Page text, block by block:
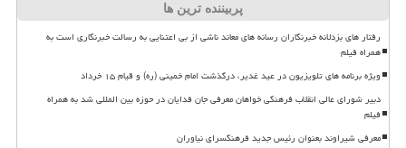
پربیننده ترین ها
رفتار های بزدلانه خبرنگاران رسانه های معاند ناشی از بی اعتنایی به رسالت خبرنگاری است به
همراه فیلم
ویژه برنامه های تلویزیون در عید غدیر، درگذشت امام خمینی (ره) و قیام ۱۵ خرداد
دبیر شورای عالی انقلاب فرهنگی خواهان معرفی جان فدایان در حوزه بین المللی شد به همراه
فیلم
معرفی شیراوند بعنوان رئیس جدید فرهنگسرای نیاوران